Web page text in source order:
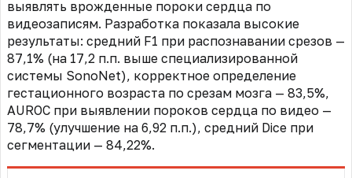
выявлять врожденные пороки сердца по
видеозаписям. Разработка показала высокие
результаты: средний F1 при распознавании срезов —
87,1% (на 17,2 п.п. выше специализированной
системы SonoNet), корректное определение
гестационного возраста по срезам мозга — 83,5%,
AUROC при выявлении пороков сердца по видео —
78,7% (улучшение на 6,92 п.п.), средний Dice при
сегментации — 84,22%.